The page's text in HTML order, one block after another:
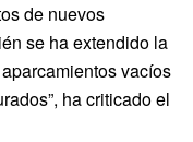
de nuevos
se ha extendido la
vacíos
ha criticado el